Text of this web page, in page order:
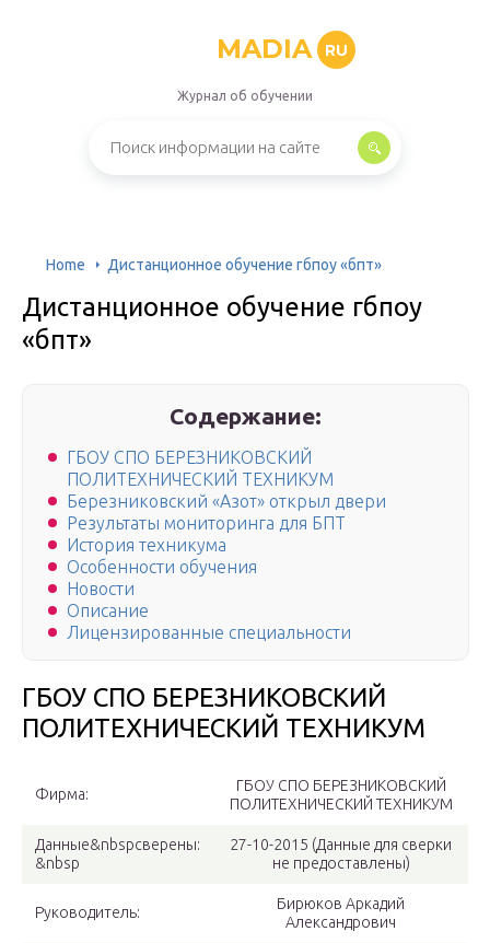
MADIA RU
Журнал об обучении
Home Дистанционное обучение гбпоу «бпт»
Дистанционное обучение гбпоу
«бпт»
Содержание:
ГБОУ СПО БЕРЕЗНИКОВСКИЙ
ПОЛИТЕХНИЧЕСКИЙ ТЕХНИКУМ
Березниковский «Азот» открыл двери
Результаты мониторинга для БПТ
История техникума
Особенности обучения
Новости
Описание
Лицензированные специальности
ГБОУ СПО БЕРЕЗНИКОВСКИЙ
ПОЛИТЕХНИЧЕСКИЙ ТЕХНИКУМ
Фирма:
ГБОУ СПО БЕРЕЗНИКОВСКИЙ
ПОЛИТЕХНИЧЕСКИЙ ТЕХНИКУМ
Данные&nbspсверены:
&nbsp
27-10-2015 (Данные для сверки
не предоставлены)
Руководитель:
Бирюков Аркадий
Александрович